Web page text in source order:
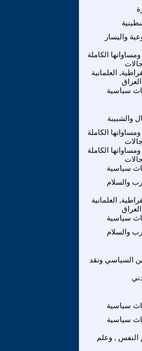
واليسار
الكاملة
العلمانية
سياسية
والشبيبة
الكاملة
الكاملة
سياسية
والسلام
العلمانية
سياسية
والسلام
السياسي ونقد
سياسية
سياسية
النفس , وعلم